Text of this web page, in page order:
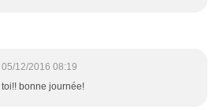
05/12/2016 08:19
bonne journée!